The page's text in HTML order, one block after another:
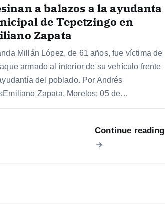
a balazos a la ayudanta
de Tepetzingo en
Zapata
Millán López, de 61 años, fue víctima de
armado al interior de su vehículo frente
del poblado. Por Andrés
Zapata, Morelos; 05 de…
Continue reading